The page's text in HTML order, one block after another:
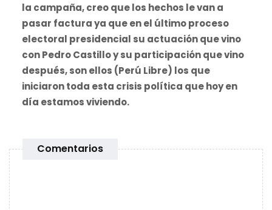
la campaña, creo que los hechos le van a
pasar factura ya que en el último proceso
electoral presidencial su actuación que vino
con Pedro Castillo y su participación que vino
después, son ellos (Perú Libre) los que
iniciaron toda esta crisis política que hoy en
día estamos viviendo.
Comentarios